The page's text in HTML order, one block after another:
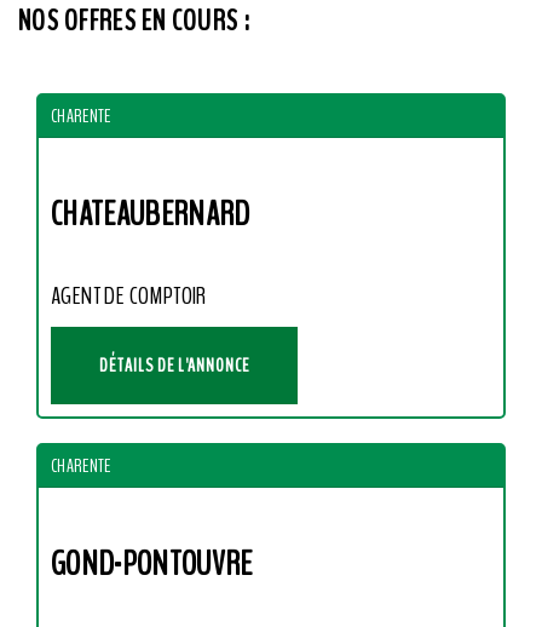
NOS OFFRES EN COURS :
CHARENTE
CHATEAUBERNARD
AGENT DE COMPTOIR
DÉTAILS DE L'ANNONCE
CHARENTE
GOND-PONTOUVRE